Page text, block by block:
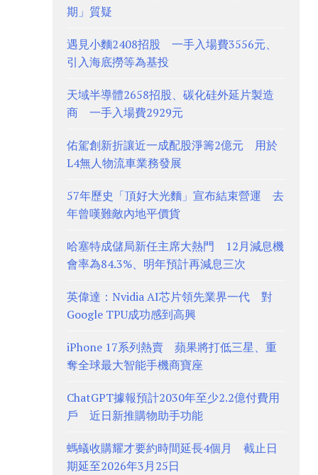
期」質疑
遇見小麵2408招股 一手入場費3556元、
引入海底撈等為基投
天域半導體2658招股、碳化硅外延片製造
商 一手入場費2929元
佑駕創新折讓近一成配股淨籌2億元 用於
L4無人物流車業務發展
57年歷史「頂好大光麵」宣布結束營運 去
年曾嘆難敵內地平價貨
哈塞特成儲局新任主席大熱門 12月減息機
會率為84.3%、明年預計再減息三次
英偉達：Nvidia AI芯片領先業界一代 對
Google TPU成功感到高興
iPhone 17系列熱賣 蘋果將打低三星、重
奪全球最大智能手機商寶座
ChatGPT據報預計2030年至少2.2億付費用
戶 近日新推購物助手功能
螞蟻收購耀才要約時間延長4個月 截止日
期延至2026年3月25日